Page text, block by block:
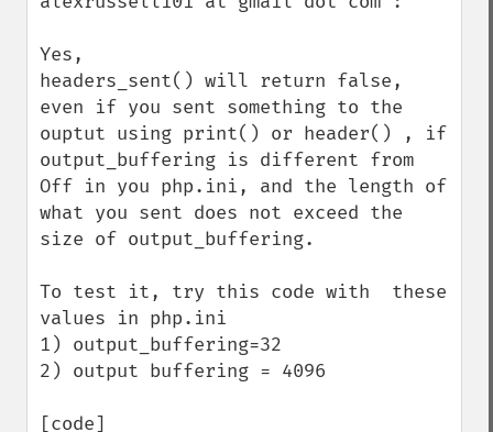
Yes,
headers_sent() will return false,
even if you sent something to the
ouptut using print() or header() , if
output_buffering is different from
Off in you php.ini, and the length of
what you sent does not exceed the
size of output_buffering.
To test it, try this code with  these
values in php.ini
1) output_buffering=32
2) output buffering = 4096